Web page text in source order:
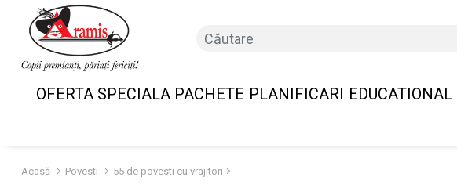
OFERTA SPECIALA PACHETE PLANIFICARI EDUCATIONAL
Acasă Povesti 55 de povesti cu vrajitori